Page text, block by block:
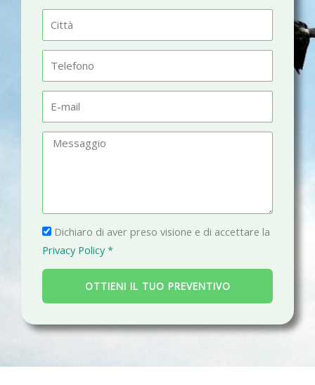
m
t
à
l
fm
a
g
g
i
P
r
i
a
c
Dichiaro di aver preso visione e di accettare la
Privacy Policy *
OTTIENI IL TUO PREVENTIVO